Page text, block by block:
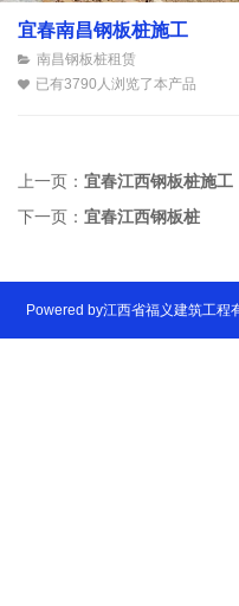
宜春南昌钢板桩施工
南昌钢板桩租赁
已有3790人浏览了本产品
上一页： 宜春江西钢板桩施工
下一页： 宜春江西钢板桩
Powered by江西省福义建筑工程